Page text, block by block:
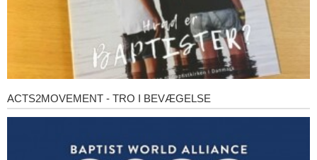
Acts2Movement
ACTS2MOVEMENT - TRO I BEVÆGELSE